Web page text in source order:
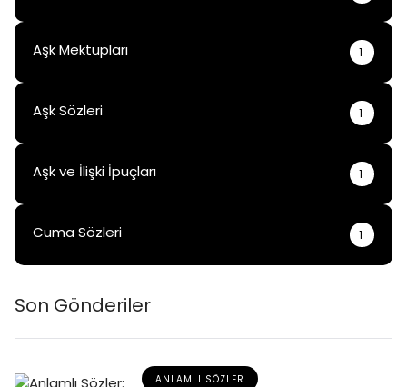
Aşk Mektupları 1
Aşk Sözleri 1
Aşk ve İlişki İpuçları 1
Cuma Sözleri 1
Son Gönderiler
ANLAMLI SÖZLER